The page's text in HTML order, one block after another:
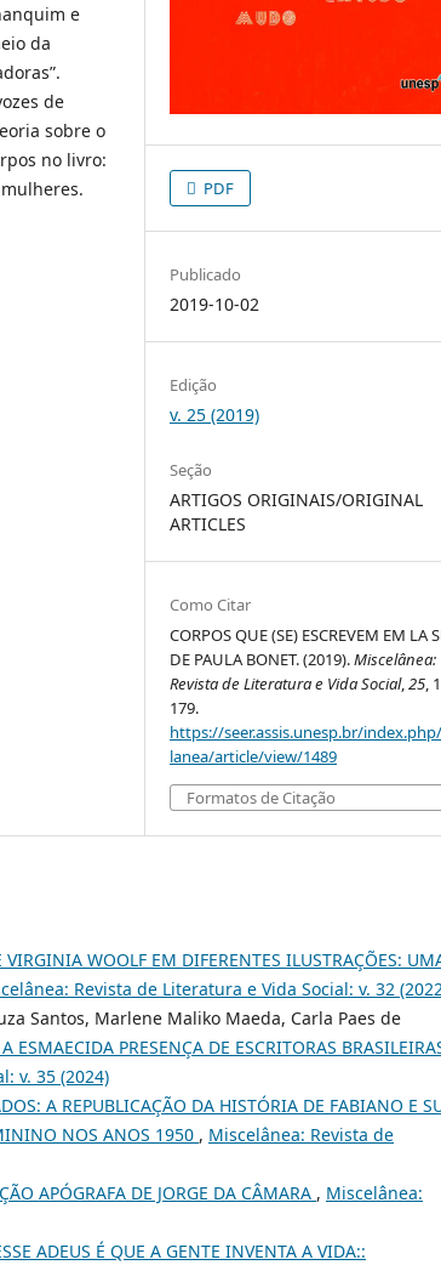
e
da
de
sobre o
no livro:
PDF
Publicado
2019-10-02
Edição
v. 25 (2019)
Seção
ARTIGOS ORIGINAIS/ORIGINAL
ARTICLES
Como Citar
CORPOS QUE (SE) ESCREVEM EM LA
DE PAULA BONET. (2019).Miscelânea:
Revista de Literatura e Vida Social,25,
179.
https://seer.assis.unesp.br/
lanea/article/view/1489
Formatos de Citação
WOOLF EM DIFERENTES ILUSTRAÇÕES:
Revista de Literatura e Vida Social: v. 32
Santos, Marlene Maliko Maeda, Carla Paes de
PRESENÇA DE ESCRITORAS
v. 35 (2024)
A REPUBLICAÇÃO DA HISTÓRIA DE FABIANO E
NOS ANOS 1950 , Miscelânea: Revista de
APÓGRAFA DE JORGE DA CÂMARA , Miscelânea:
ADEUS É QUE A GENTE INVENTA A VIDA::